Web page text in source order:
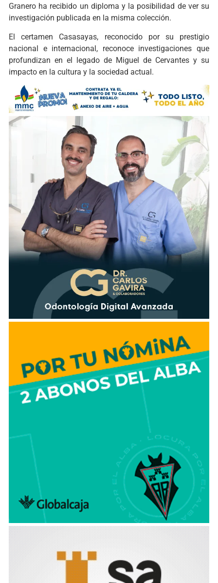
Granero ha recibido un diploma y la posibilidad de ver su
investigación publicada en la misma colección.
El certamen Casasayas, reconocido por su prestigio
nacional e internacional, reconoceinvestigaciones que
profundizan en el legado de Miguel de Cervantes y su
impacto en la cultura y la sociedad actual.